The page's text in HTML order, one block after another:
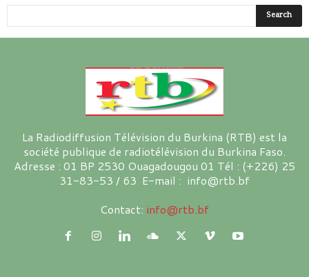
La Radiodiffusion Télévision du Burkina (RTB) est la
société publique de radiotélévision du Burkina Faso.
Adresse : 01 BP 2530 Ouagadougou 01 Tél : (+226) 25
31-83-53 / 63 E-mail : info@rtb.bf
Contact: info@rtb.bf